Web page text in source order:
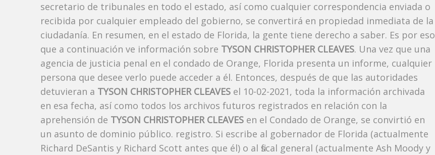
secretario de tribunales en todo el estado, así como cualquier correspondencia enviada o
recibida por cualquier empleado del gobierno, se convertirá en propiedad inmediata de la
ciudadanía. En resumen, en el estado de Florida, la gente tiene derecho a saber. Es por eso
que a continuación ve información sobre TYSON CHRISTOPHER CLEAVES. Una vez que una
agencia de justicia penal en el condado de Orange, Florida presenta un informe, cualquier
persona que desee verlo puede acceder a él. Entonces, después de que las autoridades
detuvieran a TYSON CHRISTOPHER CLEAVES el 10-02-2021, toda la información archivada
en esa fecha, así como todos los archivos futuros registrados en relación con la
aprehensión de TYSON CHRISTOPHER CLEAVES en el Condado de Orange, se convirtió en
un asunto de dominio público. registro. Si escribe al gobernador de Florida (actualmente
Richard DeSantis y Richard Scott antes que él) o al fiscal general (actualmente Ash Moody y